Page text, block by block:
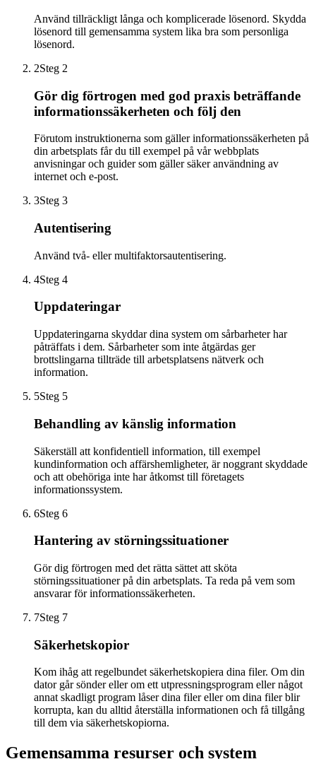
Använd tillräckligt långa och komplicerade lösenord. Skydda
lösenord till gemensamma system lika bra som personliga
lösenord.
2Steg 2
Gör dig förtrogen med god praxis beträffande
informationssäkerheten och följ den
Förutom instruktionerna som gäller informationssäkerheten på
din arbetsplats får du till exempel på vår webbplats
anvisningar och guider som gäller säker användning av
internet och e-post.
3Steg 3
Autentisering
Använd två- eller multifaktorsautentisering.
4Steg 4
Uppdateringar
Uppdateringarna skyddar dina system om sårbarheter har
påträffats i dem. Sårbarheter som inte åtgärdas ger
brottslingarna tillträde till arbetsplatsens nätverk och
information.
5Steg 5
Behandling av känslig information
Säkerställ att konfidentiell information, till exempel
kundinformation och affärshemligheter, är noggrant skyddade
och att obehöriga inte har åtkomst till företagets
informationssystem.
6Steg 6
Hantering av störningssituationer
Gör dig förtrogen med det rätta sättet att sköta
störningssituationer på din arbetsplats. Ta reda på vem som
ansvarar för informationssäkerheten.
7Steg 7
Säkerhetskopior
Kom ihåg att regelbundet säkerhetskopiera dina filer. Om din
dator går sönder eller om ett utpressningsprogram eller något
annat skadligt program låser dina filer eller om dina filer blir
korrupta, kan du alltid återställa informationen och få tillgång
till dem via säkerhetskopiorna.
Gemensamma resurser och system